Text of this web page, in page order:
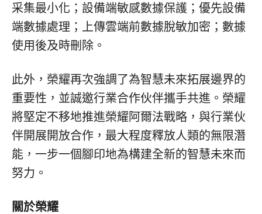
采集最小化；設備端敏感數據保護；優先設備
端數據處理；上傳雲端前數據脫敏加密；數據
使用後及時刪除。
此外，榮耀再次強調了為智慧未來拓展邊界的
重要性，並誠邀行業合作伙伴攜手共進。榮耀
將堅定不移地推進榮耀阿爾法戰略，與行業伙
伴開展開放合作，最大程度釋放人類的無限潛
能，一步一個腳印地為構建全新的智慧未來而
努力。
關於榮耀